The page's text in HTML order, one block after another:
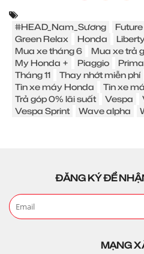
#HEAD_Nam_Sương Future
Green Relax
Honda
Mua xe tháng 6
Mua xe trả
My Honda +
Piaggio
Tháng 11
Thay nhớt miễn phí
Tin xe máy Honda
Tin xe
Trả góp 0% lãi suất
Vespa
Vespa Sprint
Wave alpha
ĐĂNG KÝ ĐỂ
MẠNG